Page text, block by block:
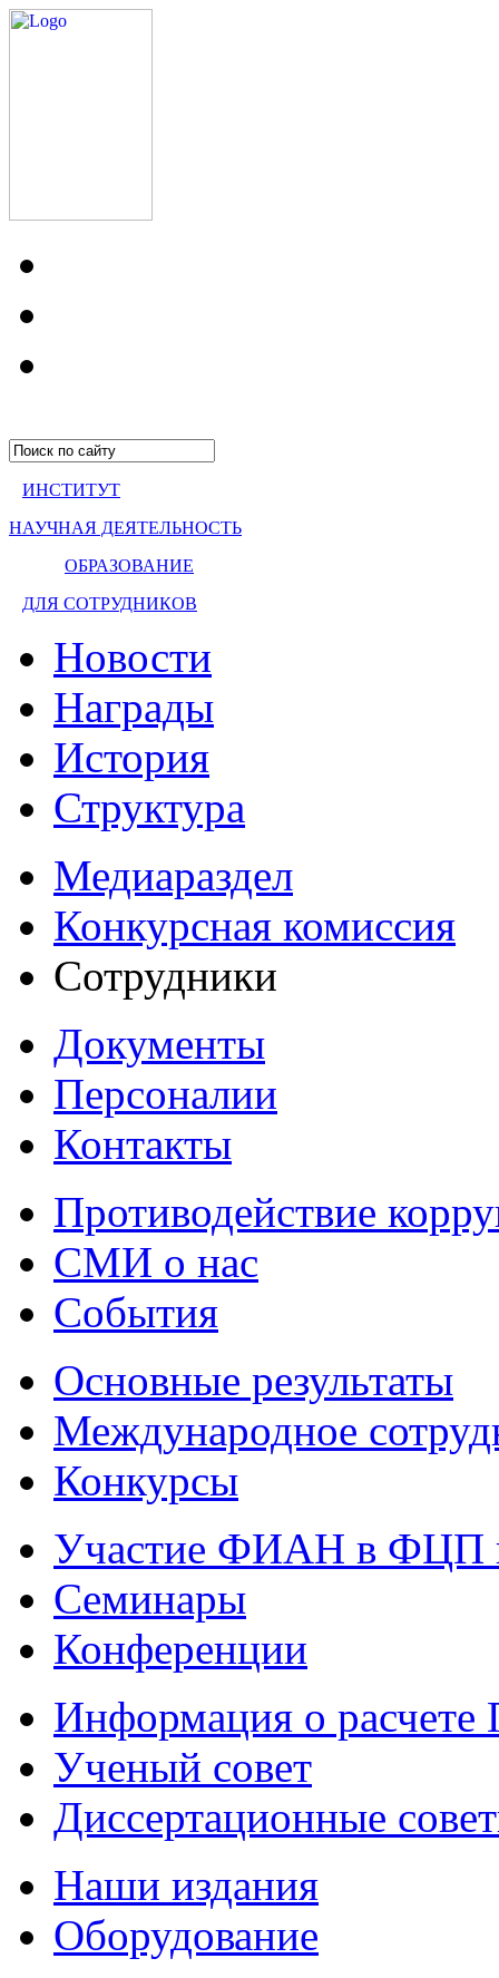
ИНСТИТУТ
НАУЧНАЯ ДЕЯТЕЛЬНОСТЬ
ОБРАЗОВАНИЕ
ДЛЯ СОТРУДНИКОВ
Новости
Награды
История
Структура
Медиараздел
Конкурсная комиссия
Сотрудники
Документы
Персоналии
Контакты
Противодействие
СМИ о нас
События
Основные результаты
Международное
Конкурсы
Участие ФИАН в ФЦП
Семинары
Конференции
Информация о
Ученый совет
Диссертационные
Наши издания
Оборудование